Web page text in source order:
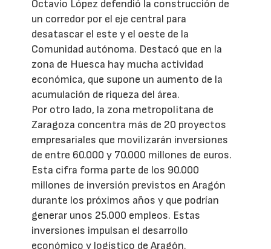
Octavio López defendió la construcción de
un corredor por el eje central para
desatascar el este y el oeste de la
Comunidad autónoma. Destacó que en la
zona de Huesca hay mucha actividad
económica, que supone un aumento de la
acumulación de riqueza del área.
Por otro lado, la zona metropolitana de
Zaragoza concentra más de 20 proyectos
empresariales que movilizarán inversiones
de entre 60.000 y 70.000 millones de euros.
Esta cifra forma parte de los 90.000
millones de inversión previstos en Aragón
durante los próximos años y que podrían
generar unos 25.000 empleos. Estas
inversiones impulsan el desarrollo
económico y logístico de Aragón.